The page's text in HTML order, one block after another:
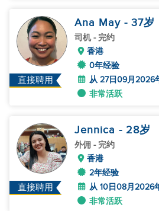
直接聘用
Ana May - 37岁
司机- 完约
香港
0年经验
从 27日09月2026
非常活跃
直接聘用
Jennica - 28岁
外佣 - 完约
香港
2年经验
从 10日08月2026
非常活跃